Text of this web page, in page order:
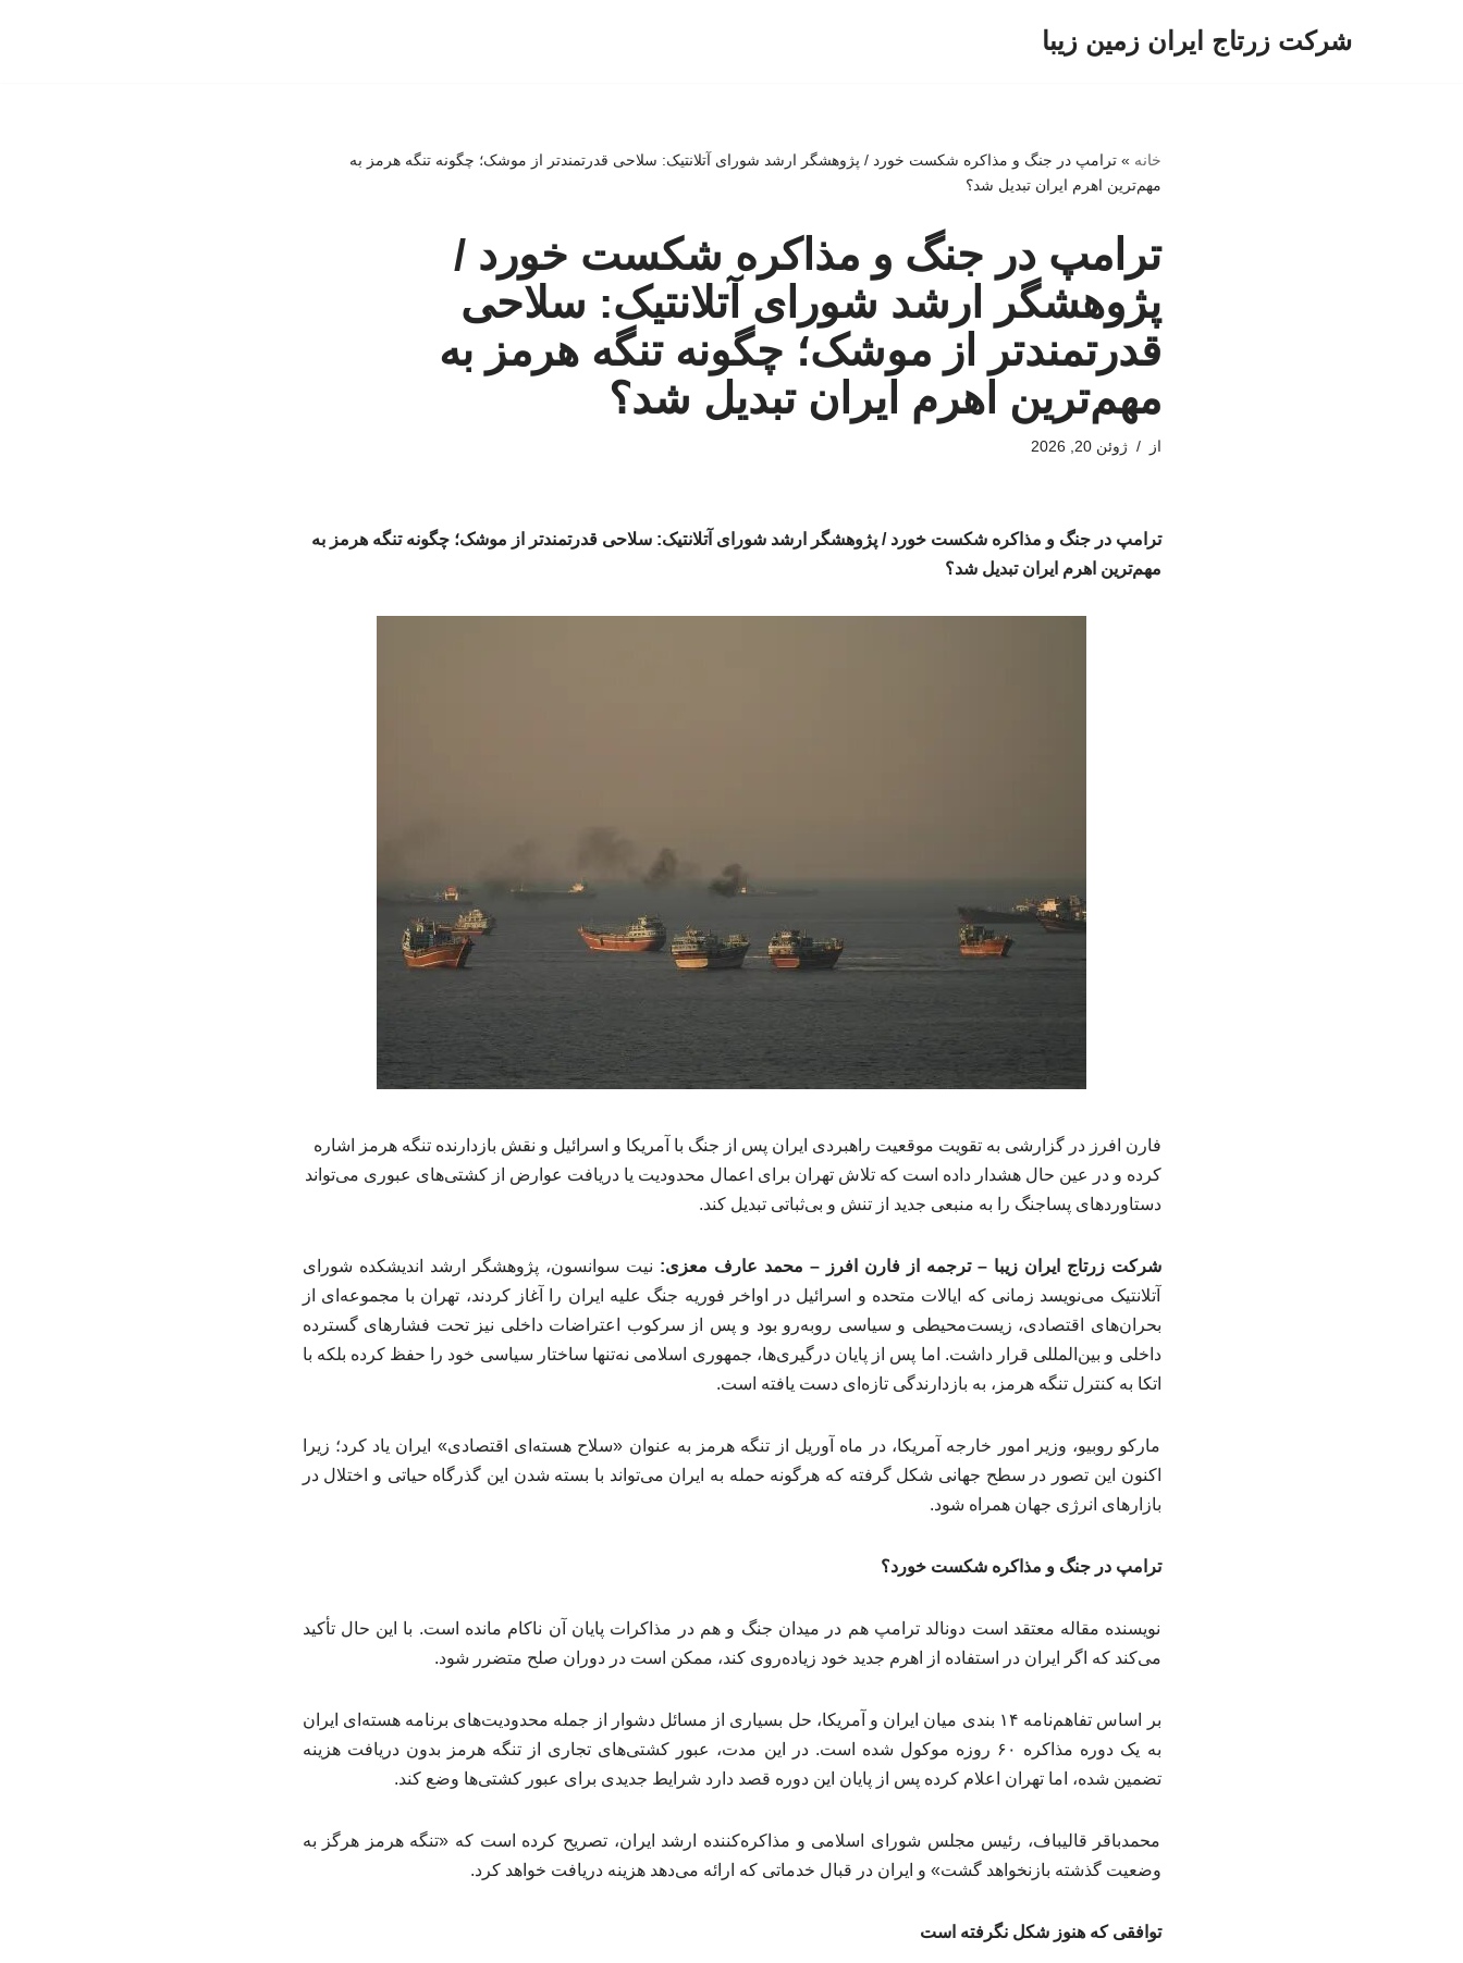
شرکت زرتاج ایران زمین زیبا
خانه »ترامپ در جنگ و مذاکره شکست خورد / پژوهشگر ارشد شورای آتلانتیک: سلاحی قدرتمندتر از موشک؛ چگونه تنگه هرمز به
مهم‌ترین اهرم ایران تبدیل شد؟
ترامپ در جنگ و مذاکره شکست خورد /
پژوهشگر ارشد شورای آتلانتیک: سلاحی
قدرتمندتر از موشک؛ چگونه تنگه هرمز به
مهم‌ترین اهرم ایران تبدیل شد؟
از ژوئن 20, 2026
ترامپ در جنگ و مذاکره شکست خورد / پژوهشگر ارشد شورای آتلانتیک: سلاحی قدرتمندتر از موشک؛ چگونه تنگه هرمز به
مهم‌ترین اهرم ایران تبدیل شد؟
فارن افرز در گزارشی به تقویت موقعیت راهبردی ایران پس از جنگ با آمریکا و اسرائیل و نقش بازدارنده تنگه هرمز اشاره
کرده و در عین حال هشدار داده است که تلاش تهران برای اعمال محدودیت یا دریافت عوارض از کشتی‌های عبوری می‌تواند
دستاوردهای پساجنگ را به منبعی جدید از تنش و بی‌ثباتی تبدیل کند.
شرکت زرتاج ایران زیبا – ترجمه از فارن افرز – محمد عارف معزی: نیت سوانسون، پژوهشگر ارشد اندیشکده شورای
آتلانتیک می‌نویسد زمانی که ایالات متحده و اسرائیل در اواخر فوریه جنگ علیه ایران را آغاز کردند، تهران با مجموعه‌ای از
بحران‌های اقتصادی، زیست‌محیطی و سیاسی روبه‌رو بود و پس از سرکوب اعتراضات داخلی نیز تحت فشارهای گسترده
داخلی و بین‌المللی قرار داشت. اما پس از پایان درگیری‌ها، جمهوری اسلامی نه‌تنها ساختار سیاسی خود را حفظ کرده بلکه با
اتکا به کنترل تنگه هرمز، به بازدارندگی تازه‌ای دست یافته است.
مارکو روبیو، وزیر امور خارجه آمریکا، در ماه آوریل از تنگه هرمز به عنوان «سلاح هسته‌ای اقتصادی» ایران یاد کرد؛ زیرا
اکنون این تصور در سطح جهانی شکل گرفته که هرگونه حمله به ایران می‌تواند با بسته شدن این گذرگاه حیاتی و اختلال در
بازارهای انرژی جهان همراه شود.
ترامپ در جنگ و مذاکره شکست خورد؟
نویسنده مقاله معتقد است دونالد ترامپ هم در میدان جنگ و هم در مذاکرات پایان آن ناکام مانده است. با این حال تأکید
می‌کند که اگر ایران در استفاده از اهرم جدید خود زیاده‌روی کند، ممکن است در دوران صلح متضرر شود.
بر اساس تفاهم‌نامه ۱۴ بندی میان ایران و آمریکا، حل بسیاری از مسائل دشوار از جمله محدودیت‌های برنامه هسته‌ای ایران
به یک دوره مذاکره ۶۰ روزه موکول شده است. در این مدت، عبور کشتی‌های تجاری از تنگه هرمز بدون دریافت هزینه
تضمین شده، اما تهران اعلام کرده پس از پایان این دوره قصد دارد شرایط جدیدی برای عبور کشتی‌ها وضع کند.
محمدباقر قالیباف، رئیس مجلس شورای اسلامی و مذاکره‌کننده ارشد ایران، تصریح کرده است که «تنگه هرمز هرگز به
وضعیت گذشته بازنخواهد گشت» و ایران در قبال خدماتی که ارائه می‌دهد هزینه دریافت خواهد کرد.
توافقی که هنوز شکل نگرفته است